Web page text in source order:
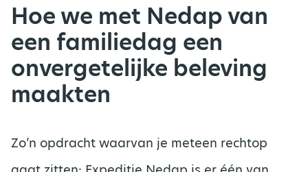
Hoe we met Nedap van
een familiedag een
onvergetelijke beleving
maakten
Zo’n opdracht waarvan je meteen rechtop